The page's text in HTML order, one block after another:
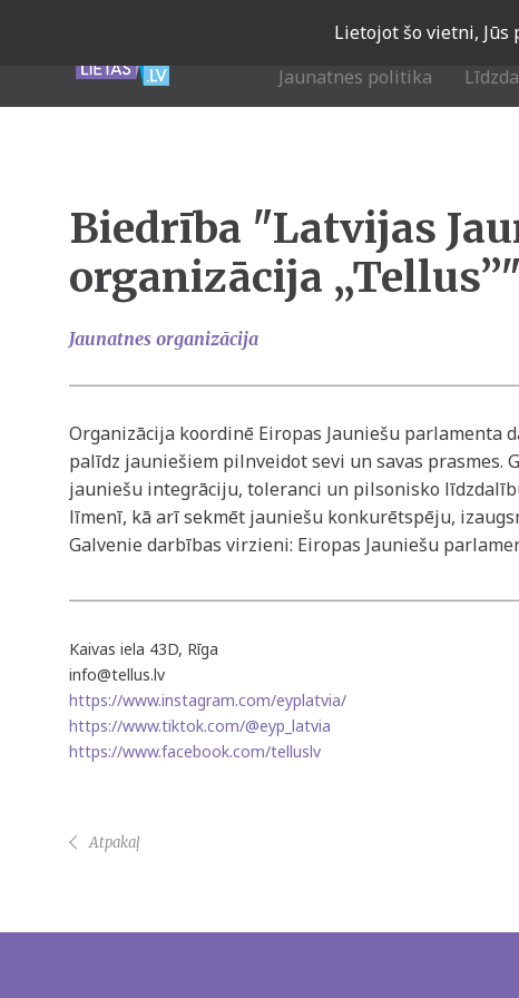
Lietojot šo vietni,
Jaunatnes politika
Biedrība "Latvijas
organizācija „Tellus”"
Jaunatnes organizācija
Organizācija koordinē Eiropas Jauniešu parlamenta
palīdz jauniešiem pilnveidot sevi un savas prasmes.
jauniešu integrāciju, toleranci un pilsonisko
līmenī, kā arī sekmēt jauniešu konkurētspēju,
Galvenie darbības virzieni: Eiropas Jauniešu
Kaivas iela 43D, Rīga
info@tellus.lv
https://www.instagram.com/eyplatvia/
https://www.tiktok.com/@eyp_latvia
https://www.facebook.com/telluslv
Atpakaļ